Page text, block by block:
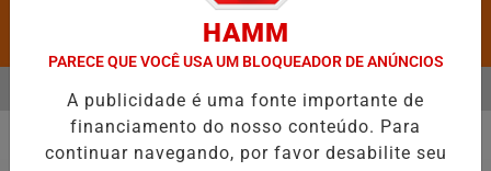
Pesquisar Notícia
CONFIRMADA NO DIA DO EVANGÉLICO EM JEQUIÉ E REFORÇA
EM ALTA
MENU
Saúde
HAMM
PARECE QUE VOCÊ USA UM BLOQUEADOR DE ANÚNCIOS
A publicidade é uma fonte importante de
financiamento do nosso conteúdo. Para
continuar navegando, por favor desabilite seu